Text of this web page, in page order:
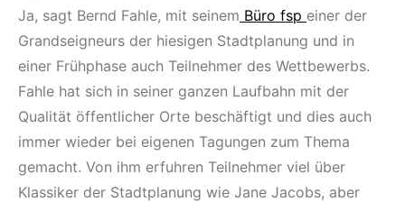
Ja, sagt Bernd Fahle, mit seinem Büro fsp einer der
Grandseigneurs der hiesigen Stadtplanung und in
einer Frühphase auch Teilnehmer des Wettbewerbs.
Fahle hat sich in seiner ganzen Laufbahn mit der
Qualität öffentlicher Orte beschäftigt und dies auch
immer wieder bei eigenen Tagungen zum Thema
gemacht. Von ihm erfuhren Teilnehmer viel über
Klassiker der Stadtplanung wie Jane Jacobs, aber